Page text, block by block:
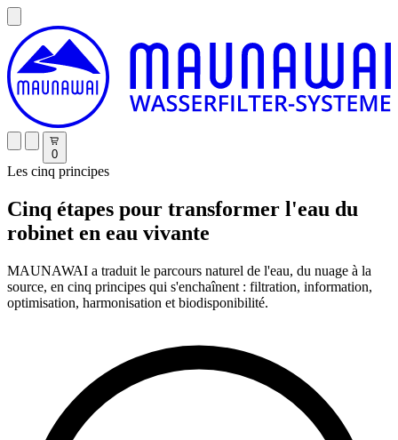
0
Les cinq principes
Cinq étapes pour transformer l'eau du
robinet en eau vivante
MAUNAWAI a traduit le parcours naturel de l'eau, du nuage à la
source, en cinq principes qui s'enchaînent : filtration, information,
optimisation, harmonisation et biodisponibilité.